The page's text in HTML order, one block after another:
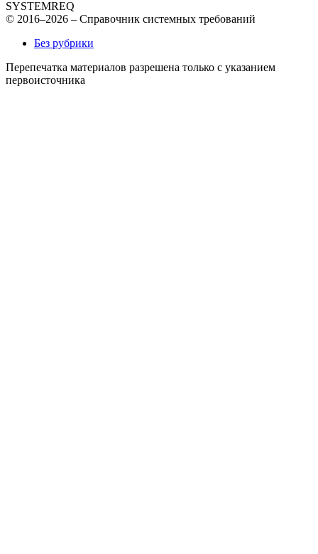
SYSTEMREQ
© 2016–2026 – Справочник системных требований
Без рубрики
Перепечатка материалов разрешена только с указанием
первоисточника